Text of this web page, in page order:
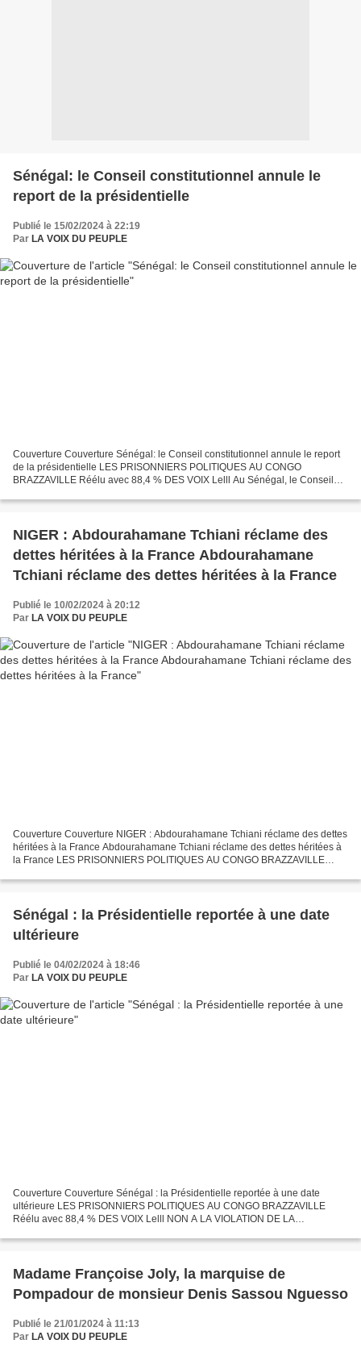
Sénégal: le Conseil constitutionnel annule le
report de la présidentielle
Publié le 15/02/2024 à 22:19
Par LA VOIX DU PEUPLE
Couverture Couverture Sénégal: le Conseil constitutionnel annule le report
de la présidentielle LES PRISONNIERS POLITIQUES AU CONGO
BRAZZAVILLE Réélu avec 88,4 % DES VOIX Lelll Au Sénégal, le Conseil
NIGER : Abdourahamane Tchiani réclame des
dettes héritées à la France Abdourahamane
Tchiani réclame des dettes héritées à la France
Publié le 10/02/2024 à 20:12
Par LA VOIX DU PEUPLE
Couverture Couverture NIGER : Abdourahamane Tchiani réclame des dettes
héritées à la France Abdourahamane Tchiani réclame des dettes héritées à
la France LES PRISONNIERS POLITIQUES AU CONGO BRAZZAVILLE
Sénégal : la Présidentielle reportée à une date
ultérieure
Publié le 04/02/2024 à 18:46
Par LA VOIX DU PEUPLE
Couverture Couverture Sénégal : la Présidentielle reportée à une date
ultérieure LES PRISONNIERS POLITIQUES AU CONGO BRAZZAVILLE
Réélu avec 88,4 % DES VOIX Lelll NON A LA VIOLATION DE LA
février...
Madame Françoise Joly, la marquise de
Pompadour de monsieur Denis Sassou Nguesso
Publié le 21/01/2024 à 11:13
Par LA VOIX DU PEUPLE